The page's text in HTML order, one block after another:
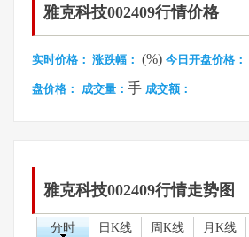
雅克科技002409行情价格
实时价格： 涨跌幅： (%) 今日开盘价格：
盘价格： 成交量： 手 成交额：
雅克科技002409行情走势图
分时 日K线 周K线 月K线